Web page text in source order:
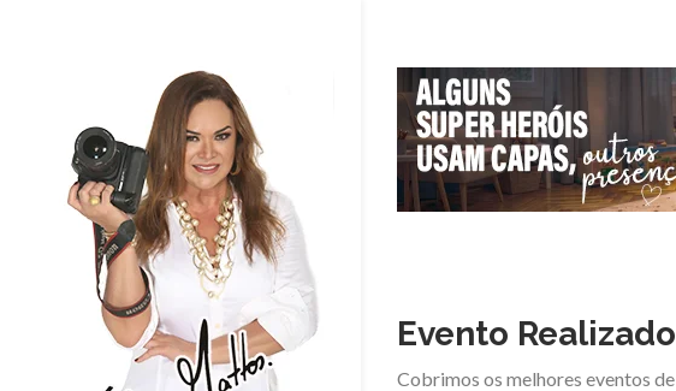
Evento Realizado
Cobrimos os melhores eventos de